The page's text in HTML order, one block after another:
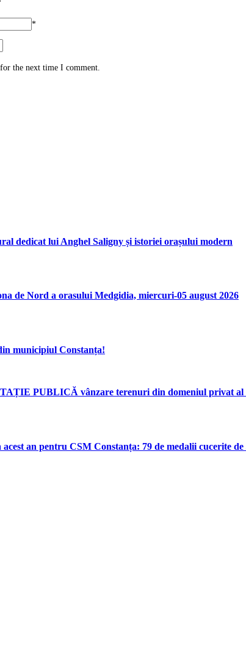
*
the next time I comment.
dedicat lui Anghel Saligny și istoriei orașului modern
de Nord a orasului Medgidia, miercuri-05 august 2026
municipiul Constanța!
PUBLICĂ vânzare terenuri din domeniul privat al
an pentru CSM Constanța: 79 de medalii cucerite